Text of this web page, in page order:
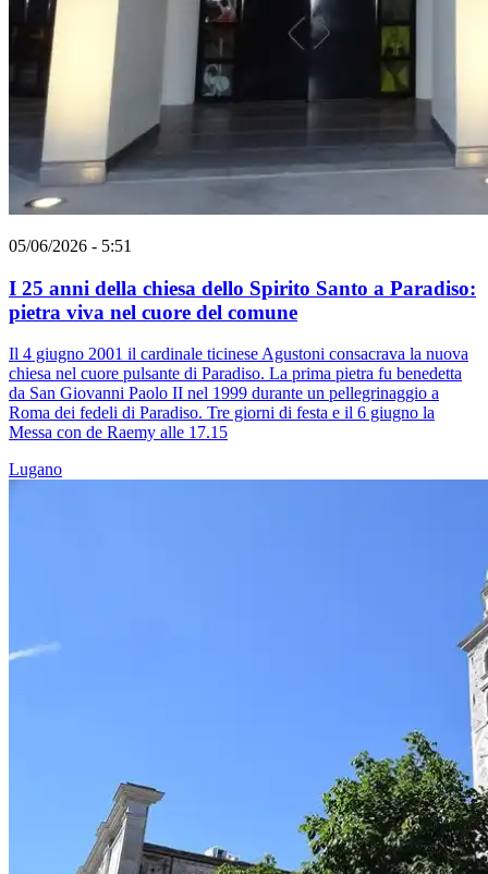
05/06/2026 - 5:51
I 25 anni della chiesa dello Spirito Santo a Paradiso:
pietra viva nel cuore del comune
Il 4 giugno 2001 il cardinale ticinese Agustoni consacrava la nuova
chiesa nel cuore pulsante di Paradiso. La prima pietra fu benedetta
da San Giovanni Paolo II nel 1999 durante un pellegrinaggio a
Roma dei fedeli di Paradiso. Tre giorni di festa e il 6 giugno la
Messa con de Raemy alle 17.15
Lugano